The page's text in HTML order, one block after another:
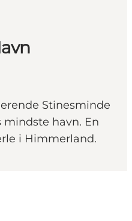
Stinesminde
mindste havn. En
i Himmerland.